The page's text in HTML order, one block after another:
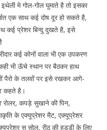
मे गोल-गोल घुमाते है तो इसका
एक साथ कई दोष दूर हो सकते है,
कई प्रेशर बिन्दु दुखते है, इसे
कई कोनों वाला भी एक उपकरण
भी ऊॅचे स्थान पर बैठकर हाथ
पैरो के तलवों पर इसे रखकर आगे-
कहते है।
रोलर, कपड़े सुखाने की पिन,
के एक्यूप्रेशर मैट, एक्यूप्रेशर
सू सोल, रीठ की हड्डी के लिए